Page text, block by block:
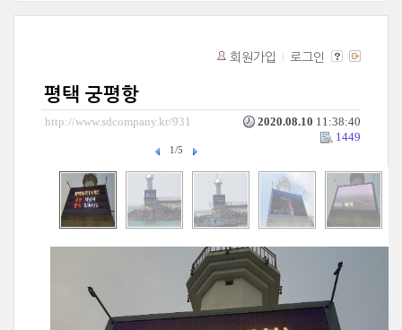
회원가입 로그인
평택 궁평항
http://www.sdcompany.kr/931 2020.08.10 11:38:40
1449
1/5